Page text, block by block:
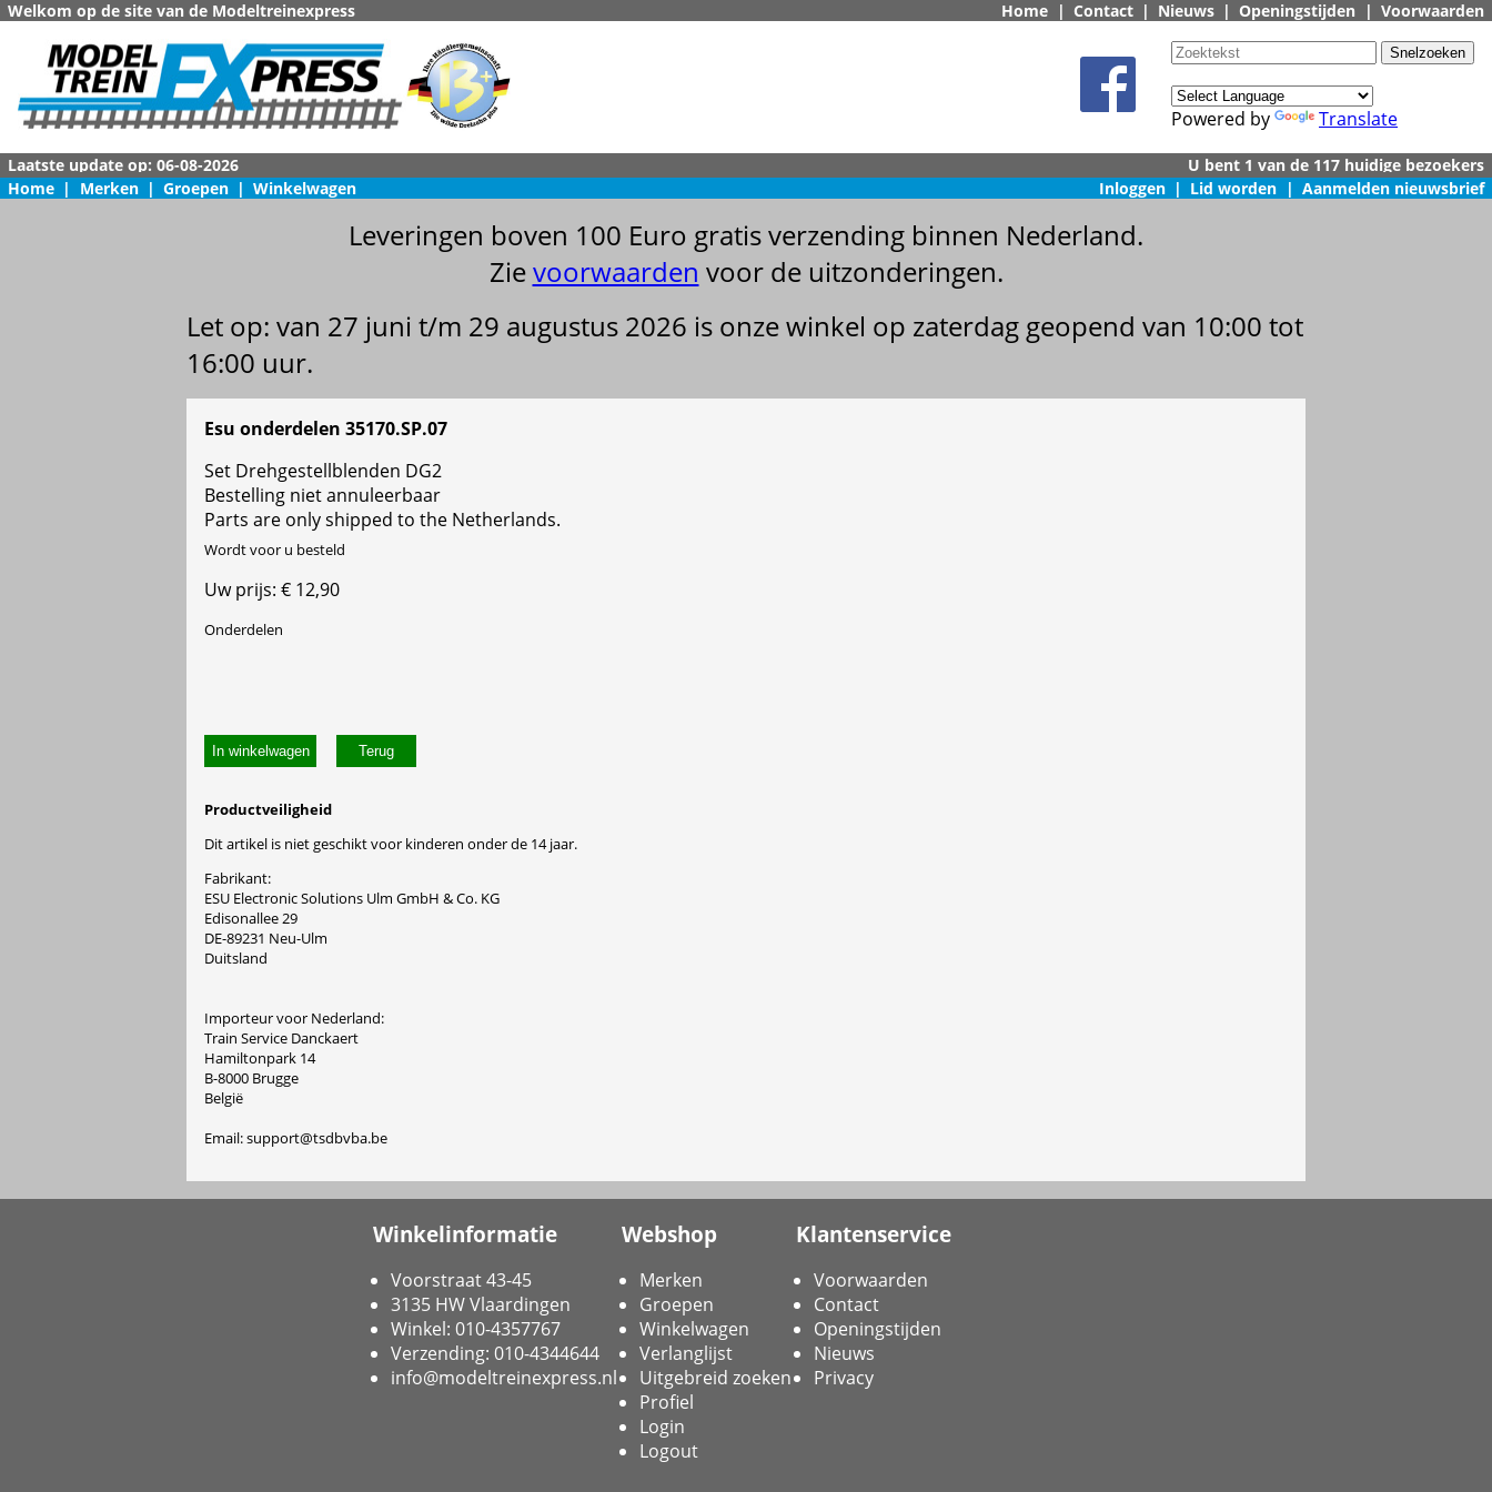
Welkom op de site van de Modeltreinexpress Home | Contact | Nieuws | Openingstijden | Voorwaarden
Powered by Translate
Home | Merken | Groepen | Winkelwagen Inloggen | Lid worden | Aanmelden nieuwsbrief
Leveringen boven 100 Euro gratis verzending binnen Nederland.
Zievoorwaarden voor de uitzonderingen.
Let op: van 27 juni t/m 29 augustus 2026 is onze winkel op zaterdag geopend van 10:00 tot
16:00 uur.
Esu onderdelen 35170.SP.07
Set Drehgestellblenden DG2
Bestelling niet annuleerbaar
Parts are only shipped to the Netherlands.
Wordt voor u besteld
Uw prijs: € 12,90
Onderdelen
In winkelwagen
Productveiligheid
Dit artikel is niet geschikt voor kinderen onder de 14 jaar.
Fabrikant:
ESU Electronic Solutions Ulm GmbH & Co. KG
Edisonallee 29
DE-89231 Neu-Ulm
Duitsland
Importeur voor Nederland:
Train Service Danckaert
Hamiltonpark 14
B-8000 Brugge
België
Email: support@tsdbvba.be
Winkelinformatie
Voorstraat 43-45
3135 HW Vlaardingen
Winkel: 010-4357767
Verzending: 010-4344644
info@modeltreinexpress.nl
Webshop
Merken
Groepen
Winkelwagen
Verlanglijst
Uitgebreid zoeken
Profiel
Login
Logout
Klantenservice
Voorwaarden
Contact
Openingstijden
Nieuws
Privacy